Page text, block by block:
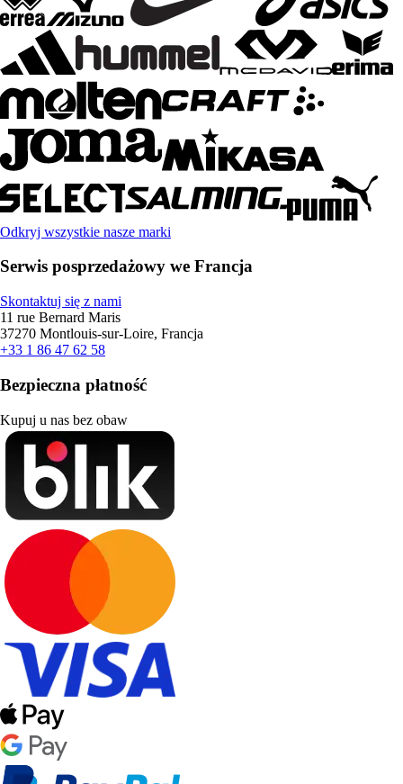
Odkryj wszystkie nasze marki
Serwis posprzedażowy we Francja
Skontaktuj się z nami
11 rue Bernard Maris
37270 Montlouis-sur-Loire, Francja
+33 1 86 47 62 58
Bezpieczna płatność
Kupuj u nas bez obaw